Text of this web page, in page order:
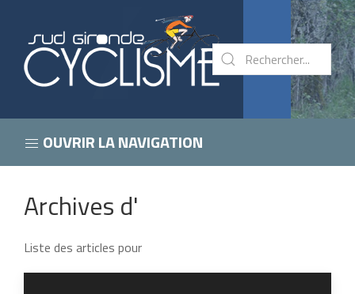
OUVRIR LA NAVIGATION
Archives d'
Liste des articles pour